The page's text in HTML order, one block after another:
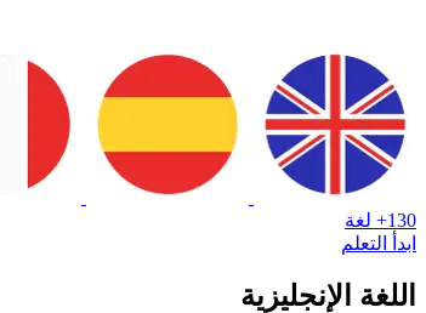
130+ لغة
ابدأ التعلم
اللغة الإنجليزية